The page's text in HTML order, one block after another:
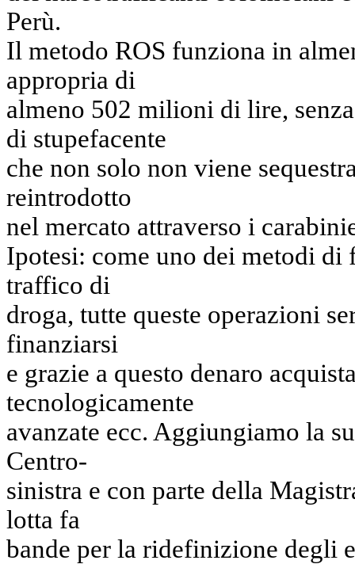
Perù.
Il metodo ROS funziona in
appropria di
almeno 502 milioni di lire,
di stupefacente
che non solo non viene
reintrodotto
nel mercato attraverso i
Ipotesi: come uno dei metodi
traffico di
droga, tutte queste operazioni
finanziarsi
e grazie a questo denaro
tecnologicamente
avanzate ecc. Aggiungiamo la
Centro-
sinistra e con parte della
lotta fa
bande per la ridefinizione degli